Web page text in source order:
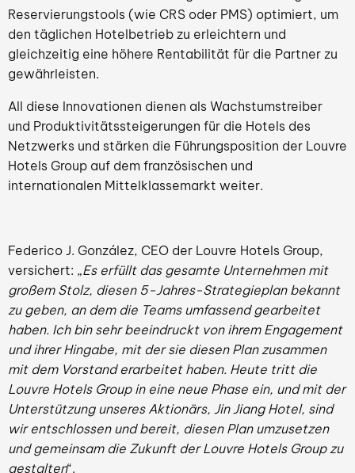
Reservierungstools (wie CRS oder PMS) optimiert, um
den täglichen Hotelbetrieb zu erleichtern und
gleichzeitig eine höhere Rentabilität für die Partner zu
gewährleisten.
All diese Innovationen dienen als Wachstumstreiber
und Produktivitätssteigerungen für die Hotels des
Netzwerks und stärken die Führungsposition der Louvre
Hotels Group auf dem französischen und
internationalen Mittelklassemarkt weiter.
Federico J. González, CEO der Louvre Hotels Group,
versichert: „Es erfüllt das gesamte Unternehmen mit
großem Stolz, diesen 5-Jahres-Strategieplan bekannt
zu geben, an dem die Teams umfassend gearbeitet
haben. Ich bin sehr beeindruckt von ihrem Engagement
und ihrer Hingabe, mit der sie diesen Plan zusammen
mit dem Vorstand erarbeitet haben. Heute tritt die
Louvre Hotels Group in eine neue Phase ein, und mit der
Unterstützung unseres Aktionärs, Jin Jiang Hotel, sind
wir entschlossen und bereit, diesen Plan umzusetzen
und gemeinsam die Zukunft der Louvre Hotels Group zu
gestalten“.